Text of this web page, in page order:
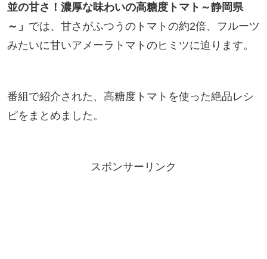
並の甘さ！濃厚な味わいの高糖度トマト～静岡県
～」 では、甘さがふつうのトマトの約2倍、フルーツ
みたいに甘いアメーラトマトのヒミツに迫ります。
番組で紹介された、高糖度トマトを使った絶品レシ
ピをまとめました。
スポンサーリンク